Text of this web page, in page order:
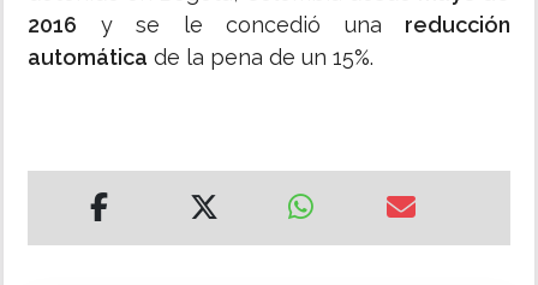
2016 y se le concedió una reducción
automática de la pena de un 15%.